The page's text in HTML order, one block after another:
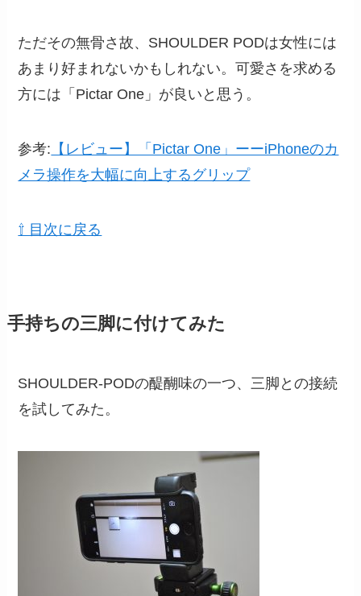
ただその無骨さ故、SHOULDER PODは女性には
あまり好まれないかもしれない。可愛さを求める
方には「Pictar One」が良いと思う。
参考: 【レビュー】「Pictar One」ーーiPhoneのカ
メラ操作を大幅に向上するグリップ
⇧ 目次に戻る
手持ちの三脚に付けてみた
SHOULDER-PODの醍醐味の一つ、三脚との接続
を試してみた。